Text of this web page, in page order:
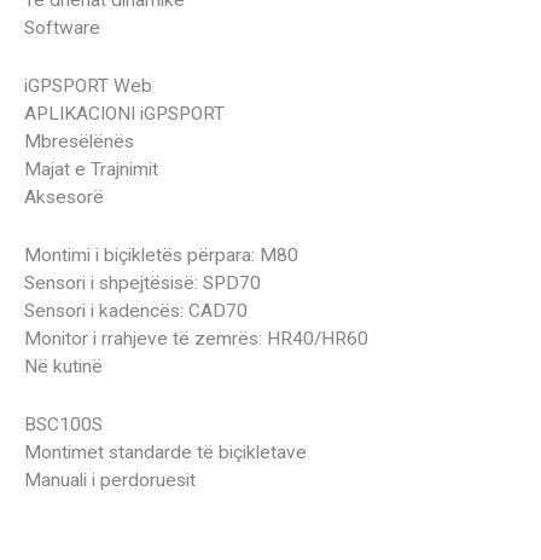
Software
iGPSPORT Web
APLIKACIONI iGPSPORT
Mbresëlënës
Majat e Trajnimit
Aksesorë
Montimi i biçikletës përpara: M80
Sensori i shpejtësisë: SPD70
Sensori i kadencës: CAD70
Monitor i rrahjeve të zemrës: HR40/HR60
Në kutinë
BSC100S
Montimet standarde të biçikletave
Manuali i perdoruesit